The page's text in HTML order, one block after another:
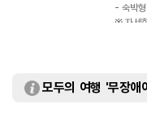
- 숙박
※ 자세
모두의 여행 '무장애